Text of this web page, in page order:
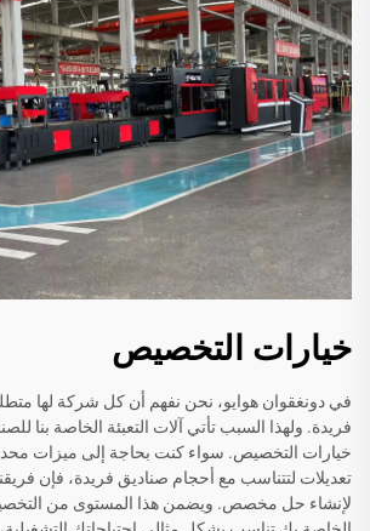
خيارات التخصيص
في دونغقوان هوايو، نحن نفهم أن كل شركة لها
فريدة. ولهذا السبب تأتي آلات التعبئة الخاصة بنا
خيارات التخصيص. سواء كنت بحاجة إلى ميزات محددة
تعديلات لتتناسب مع أحجام صناديق فريدة، فإن
لإنشاء حل مخصص. ويضمن هذا المستوى من